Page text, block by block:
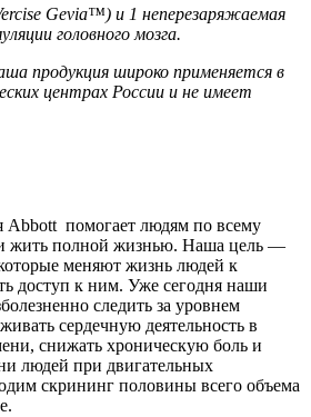
Gevia™) и 1 неперезаряжаемая
головного мозга.
продукция широко применяется в
центрах России и не имеет
Abbott помогает людям по всему
жить полной жизнью. Наша цель —
меняют жизнь людей к
доступ к ним. Уже сегодня наши
следить за уровнем
сердечную деятельность в
снижать хроническую боль и
людей при двигательных
скрининг половины всего объема